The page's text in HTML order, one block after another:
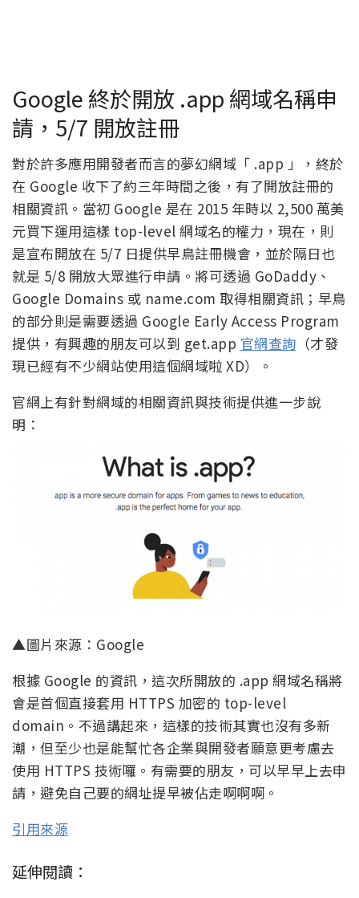
Google 終於開放 .app 網域名稱申
請，5/7 開放註冊
對於許多應用開發者而言的夢幻網域「 .app 」，終於
在 Google 收下了約三年時間之後，有了開放註冊的
相關資訊。當初 Google 是在 2015 年時以 2,500 萬美
元買下運用這樣 top-level 網域名的權力，現在，則
是宣布開放在 5/7 日提供早鳥註冊機會，並於隔日也
就是 5/8 開放大眾進行申請。將可透過 GoDaddy、
Google Domains 或 name.com 取得相關資訊；早鳥
的部分則是需要透過 Google Early Access Program
提供，有興趣的朋友可以到 get.app 官網查詢 （才發
現已經有不少網站使用這個網域啦 XD）。
官網上有針對網域的相關資訊與技術提供進一步說
明：
▲圖片來源：Google
根據 Google 的資訊，這次所開放的 .app 網域名稱將
會是首個直接套用 HTTPS 加密的 top-level
domain。不過講起來，這樣的技術其實也沒有多新
潮，但至少也是能幫忙各企業與開發者願意更考慮去
使用 HTTPS 技術囉。有需要的朋友，可以早早上去申
請，避免自己要的網址提早被佔走啊啊啊。
引用來源
延伸閱讀：